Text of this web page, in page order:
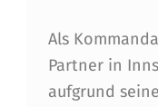
Als
Partner in
aufgrund